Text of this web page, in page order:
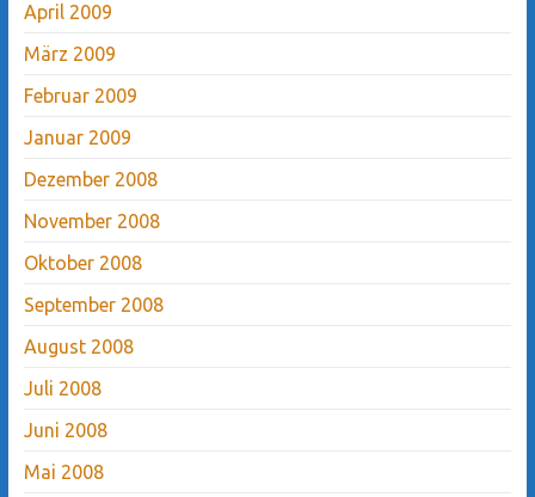
April 2009
März 2009
Februar 2009
Januar 2009
Dezember 2008
November 2008
Oktober 2008
September 2008
August 2008
Juli 2008
Juni 2008
Mai 2008